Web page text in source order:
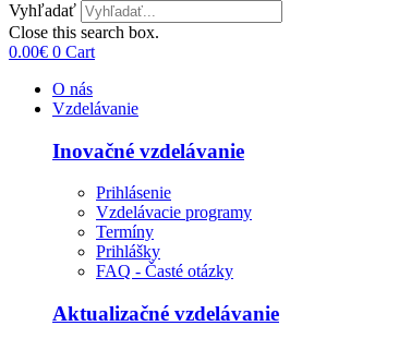
Vyhľadať
Close this search box.
0.00€ 0 Cart
O nás
Vzdelávanie
Inovačné vzdelávanie
Prihlásenie
Vzdelávacie programy
Termíny
Prihlášky
FAQ - Časté otázky
Aktualizačné vzdelávanie